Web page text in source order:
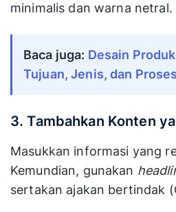
minimalis dan warna netral.
Baca juga: Desain
Tujuan, Jenis, dan
3. Tambahkan Konten
Masukkan informasi yang
Kemundian, gunakan
sertakan ajakan bertindak